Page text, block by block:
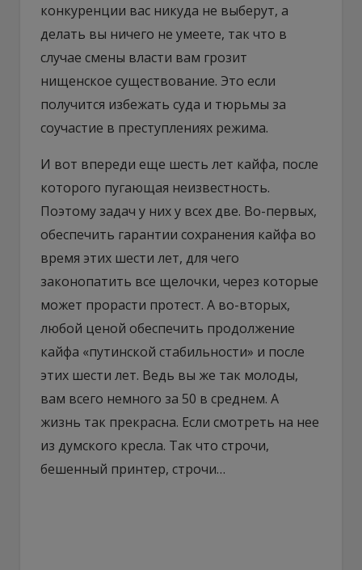
конкуренции вас никуда не выберут, а
делать вы ничего не умеете, так что в
случае смены власти вам грозит
нищенское существование. Это если
получится избежать суда и тюрьмы за
соучастие в преступлениях режима.
И вот впереди еще шесть лет кайфа, после
которого пугающая неизвестность.
Поэтому задач у них у всех две. Во-первых,
обеспечить гарантии сохранения кайфа во
время этих шести лет, для чего
законопатить все щелочки, через которые
может прорасти протест. А во-вторых,
любой ценой обеспечить продолжение
кайфа «путинской стабильности» и после
этих шести лет. Ведь вы же так молоды,
вам всего немного за 50 в среднем. А
жизнь так прекрасна. Если смотреть на нее
из думского кресла. Так что строчи,
бешенный принтер, строчи…